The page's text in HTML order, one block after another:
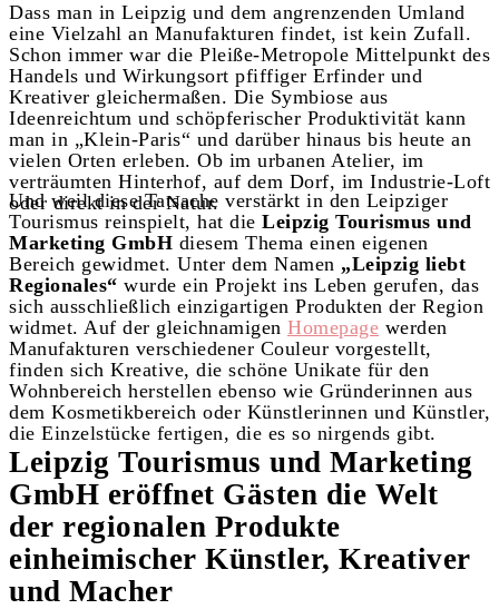
Dass man in Leipzig und dem angrenzenden Umland
eine Vielzahl an Manufakturen findet, ist kein Zufall.
Schon immer war die Pleiße-Metropole Mittelpunkt des
Handels und Wirkungsort pfiffiger Erfinder und
Kreativer gleichermaßen. Die Symbiose aus
Ideenreichtum und schöpferischer Produktivität kann
man in „Klein-Paris“ und darüber hinaus bis heute an
vielen Orten erleben. Ob im urbanen Atelier, im
verträumten Hinterhof, auf dem Dorf, im Industrie-Loft
oder direkt in der Natur.
Und weil diese Tatsache verstärkt in den Leipziger
Tourismus reinspielt, hat die Leipzig Tourismus und
Marketing GmbH diesem Thema einen eigenen
Bereich gewidmet. Unter dem Namen „Leipzig liebt
Regionales“ wurde ein Projekt ins Leben gerufen, das
sich ausschließlich einzigartigen Produkten der Region
widmet. Auf der gleichnamigen Homepage werden
Manufakturen verschiedener Couleur vorgestellt,
finden sich Kreative, die schöne Unikate für den
Wohnbereich herstellen ebenso wie Gründerinnen aus
dem Kosmetikbereich oder Künstlerinnen und Künstler,
die Einzelstücke fertigen, die es so nirgends gibt.
Leipzig Tourismus und Marketing
GmbH eröffnet Gästen die Welt
der regionalen Produkte
einheimischer Künstler, Kreativer
und Macher